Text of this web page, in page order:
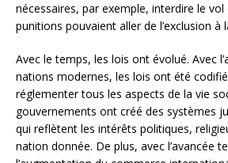
nécessaires, par exemple, interdire le
punitions pouvaient aller de l’exclusion à
Avec le temps, les lois ont évolué. Avec
nations modernes, les lois ont été
réglementer tous les aspects de la vie
gouvernements ont créé des systèmes
qui reflètent les intérêts politiques,
nation donnée. De plus, avec l’avancée